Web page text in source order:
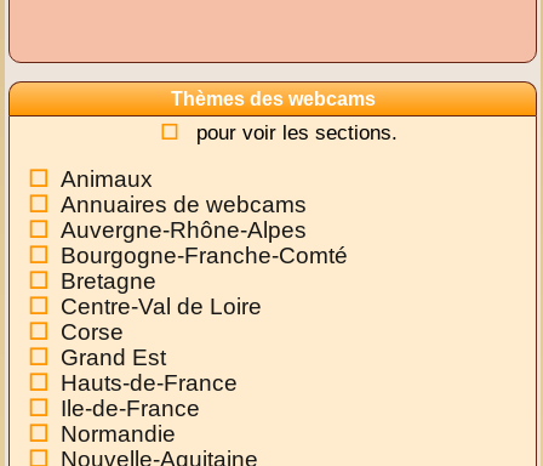
Thèmes des webcams
pour voir les sections.
Animaux
Annuaires de webcams
Auvergne-Rhône-Alpes
Bourgogne-Franche-Comté
Bretagne
Centre-Val de Loire
Corse
Grand Est
Hauts-de-France
Ile-de-France
Normandie
Nouvelle-Aquitaine